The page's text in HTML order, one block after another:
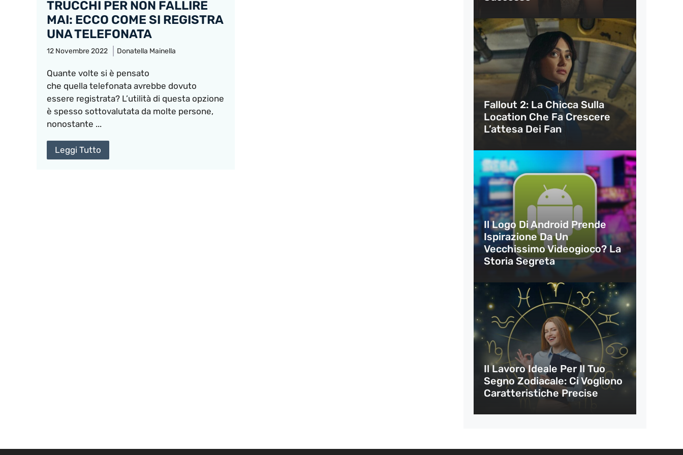
TRUCCHI PER NON FALLIRE
MAI: ECCO COME SI REGISTRA
UNA TELEFONATA
12 Novembre 2022 Donatella Mainella
Quante volte si è pensato
che quella telefonata avrebbe dovuto
essere registrata? L’utilità di questa opzione
è spesso sottovalutata da molte persone,
nonostante ...
Leggi Tutto
Fallout 2: La Chicca Sulla
Location Che Fa Crescere
L’attesa Dei Fan
Il Logo Di Android Prende
Ispirazione Da Un
Vecchissimo Videogioco? La
Storia Segreta
Il Lavoro Ideale Per Il Tuo
Segno Zodiacale: Ci Vogliono
Caratteristiche Precise